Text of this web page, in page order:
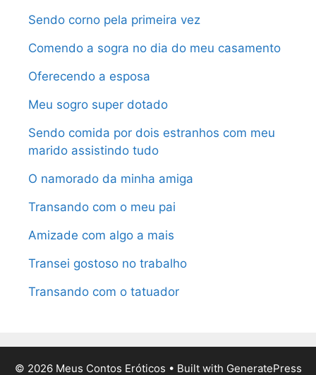
Sendo corno pela primeira vez
Comendo a sogra no dia do meu casamento
Oferecendo a esposa
Meu sogro super dotado
Sendo comida por dois estranhos com meu
marido assistindo tudo
O namorado da minha amiga
Transando com o meu pai
Amizade com algo a mais
Transei gostoso no trabalho
Transando com o tatuador
© 2026 Meus Contos Eróticos • Built with GeneratePress